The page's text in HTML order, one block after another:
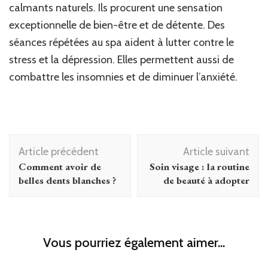
calmants naturels. Ils procurent une sensation
exceptionnelle de bien-être et de détente. Des
séances répétées au spa aident à lutter contre le
stress et la dépression. Elles permettent aussi de
combattre les insomnies et de diminuer l’anxiété.
Navigation
d'article
Article précédent
Comment avoir de
belles dents blanches ?
Article suivant
Soin visage : la routine
de beauté à adopter
Vous pourriez également aimer...